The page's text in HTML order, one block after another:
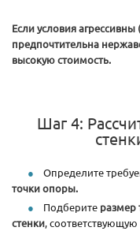
Если условия
предпочтительна
высокую стоимость.
Шаг 4:
Определите
точки опоры.
Подберите размер
стенки, соответствующую